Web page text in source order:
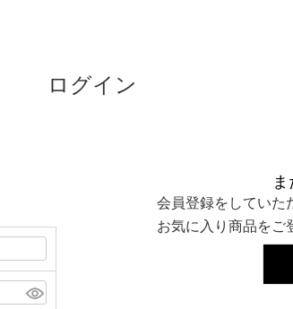
ログイン
会員登録をしていた
お気に入り商品をご